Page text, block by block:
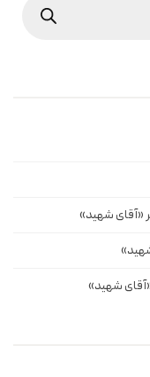
«آقای شهید»
شهید»